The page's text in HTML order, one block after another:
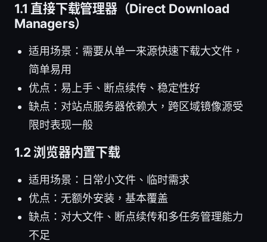
1.1 直接下载管理器（Direct Download
Managers）
适用场景：需要从单一来源快速下载大文件，
简单易用
优点：易上手、断点续传、稳定性好
缺点：对站点服务器依赖大，跨区域镜像源受
限时表现一般
1.2 浏览器内置下载
适用场景：日常小文件、临时需求
优点：无额外安装，基本覆盖
缺点：对大文件、断点续传和多任务管理能力
不足